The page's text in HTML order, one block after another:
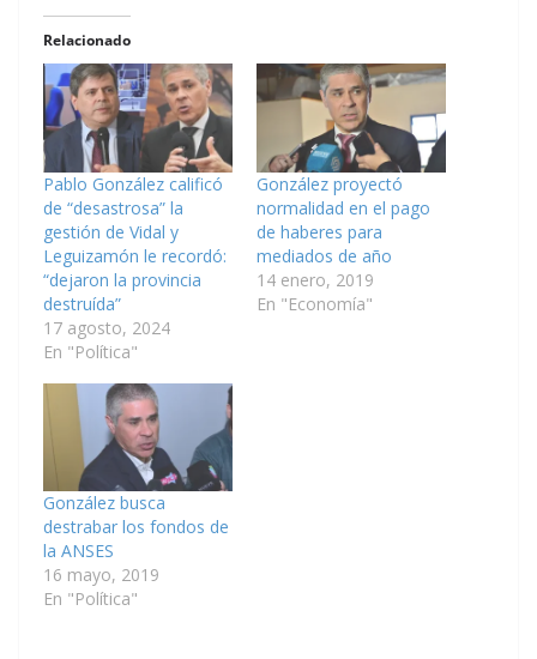
Relacionado
Pablo González calificó
de “desastrosa” la
gestión de Vidal y
Leguizamón le recordó:
“dejaron la provincia
destruída”
17 agosto, 2024
En "Política"
González proyectó
normalidad en el pago
de haberes para
mediados de año
14 enero, 2019
En "Economía"
González busca
destrabar los fondos de
la ANSES
16 mayo, 2019
En "Política"